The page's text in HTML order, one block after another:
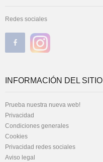
Redes sociales
INFORMACIÓN DEL SITIO
Prueba nuestra nueva web!
Privacidad
Condiciones generales
Cookies
Privacidad redes sociales
Aviso legal